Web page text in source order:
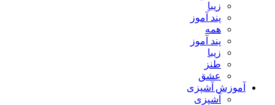
زیبا
پند آموز
همه
پند آموز
زیبا
طنز
عشق
آموزش آشپزی
آشپزی